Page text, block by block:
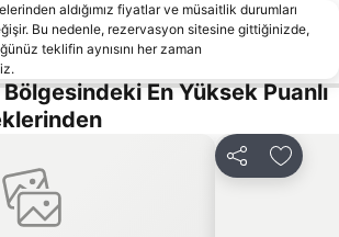
Ebersheim
Wormser Hauptbahnhof
Poseidon
aldığımız fiyatlar ve müsaitlik durumları
Bu nedenle, rezervasyon sitesine gittiğinizde,
teklifin aynısını her zaman
En Yüksek Puanlı
ekle Paylaş